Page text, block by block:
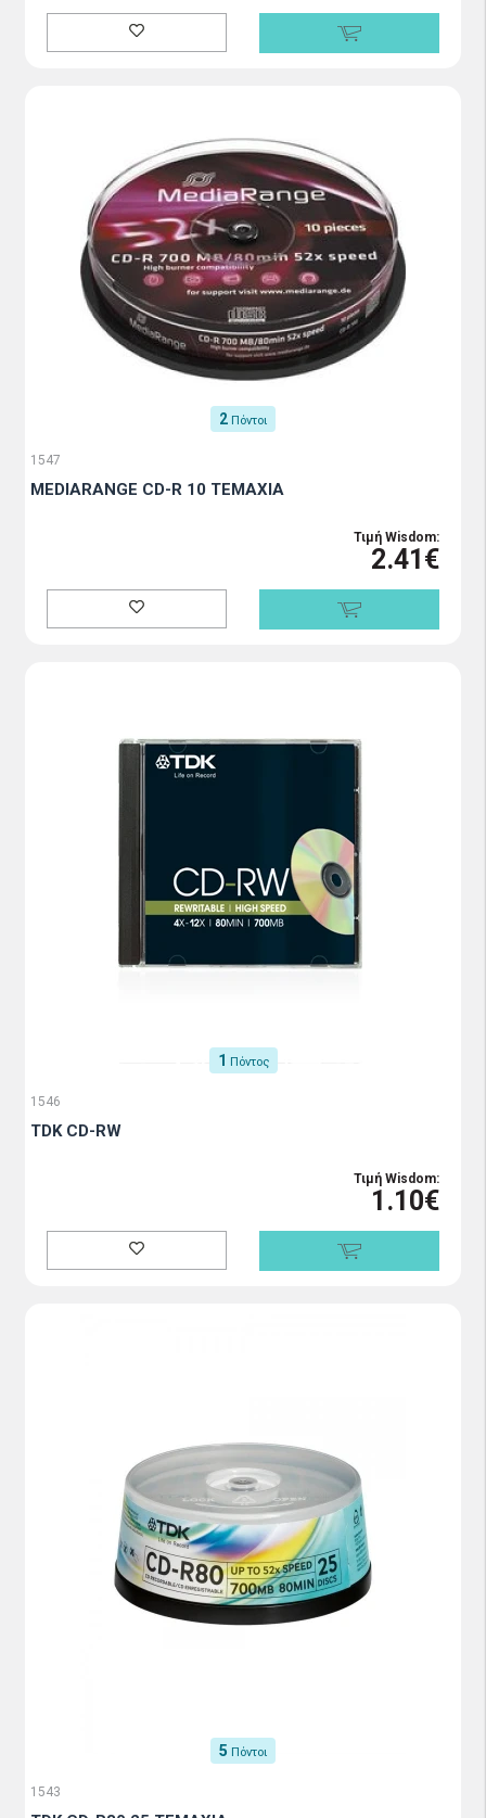
2 Πόντοι
1547
MEDIARANGE CD-R 10 TEMAXIA
Τιμή Wisdom:
2.41€
1 Πόντος
1546
TDK CD-RW
Τιμή Wisdom:
1.10€
5 Πόντοι
1543